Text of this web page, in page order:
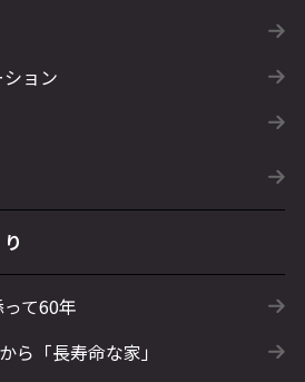
ョン
て60年
ら「長寿命な家」